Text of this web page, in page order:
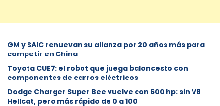
GM y SAIC renuevan su alianza por 20 años más para
competir en China
Toyota CUE7: el robot que juega baloncesto con
componentes de carros eléctricos
Dodge Charger Super Bee vuelve con 600 hp: sin V8
Hellcat, pero más rápido de 0 a 100